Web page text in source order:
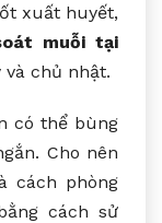
xuất huyết,
muỗi tại
chủ nhật.
có thể bùng
Cho nên
cách phòng
cách sử